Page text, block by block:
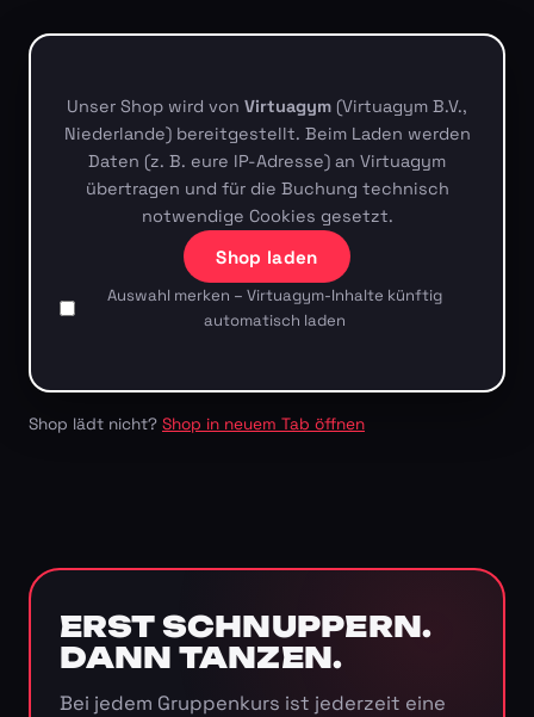
Unser Shop wird von Virtuagym (Virtuagym B.V.,
Niederlande) bereitgestellt. Beim Laden werden
Daten (z. B. eure IP-Adresse) an Virtuagym
übertragen und für die Buchung technisch
notwendige Cookies gesetzt.
Shop laden
Auswahl merken – Virtuagym-Inhalte künftig
automatisch laden
Shop lädt nicht? Shop in neuem Tab öffnen
ERST SCHNUPPERN.
DANN TANZEN.
Bei jedem Gruppenkurs ist jederzeit eine